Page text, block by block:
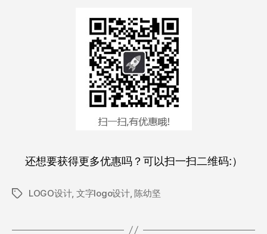
还想要获得更多优惠吗？可以扫一扫二维码:）
标
LOGO设计, 文字logo设计,陈幼坚